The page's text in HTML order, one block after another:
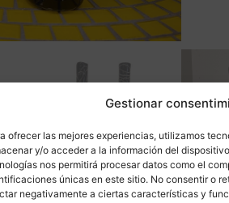
Gestionar
ofrecer las mejores experiencias, utilizamos
y/o acceder a la información del
nos permitirá procesar datos como el
únicas en este sitio. No consentir o
negativamente a ciertas características y